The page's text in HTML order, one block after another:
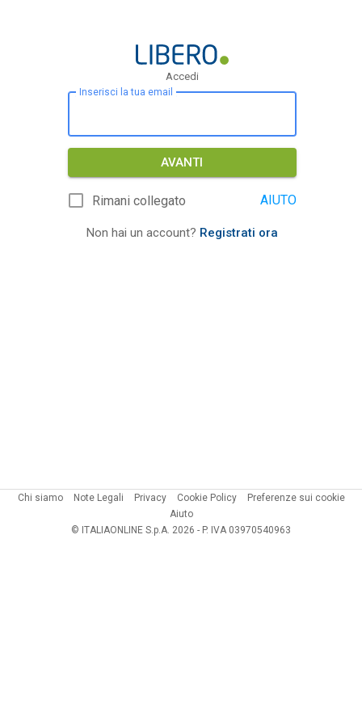
Accedi
Inserisci la tua email
AVANTI
Rimani collegato AIUTO
Non hai un account? Registrati ora
Chi siamo Note Legali Privacy Cookie Policy
Preferenze sui cookie
Aiuto
© ITALIAONLINE S.p.A. 2026 - P. IVA 03970540963